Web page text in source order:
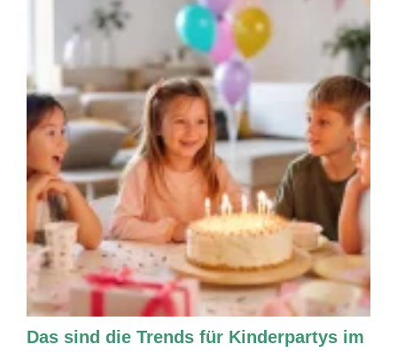
Das sind die Trends für Kinderpartys im